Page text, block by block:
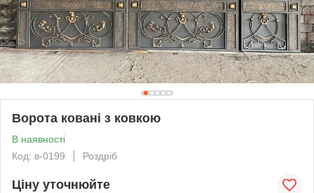
Ворота ковані з ковкою
В наявності
Код: в-0199
Роздріб
Ціну уточнюйте